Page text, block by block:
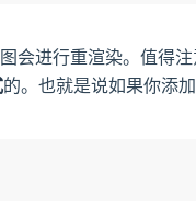
会进行重渲染。值得
的。也就是说如果你添